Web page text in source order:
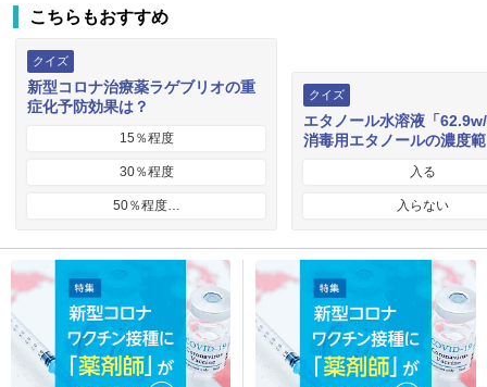
こちらもおすすめ
クイズ
新型コロナ治療薬ラゲブリオの重
症化予防効果は？
15％程度
30％程度
50％程度…
クイズ
エタノール水溶液「
消毒用エタノールの濃度
入る
入らない